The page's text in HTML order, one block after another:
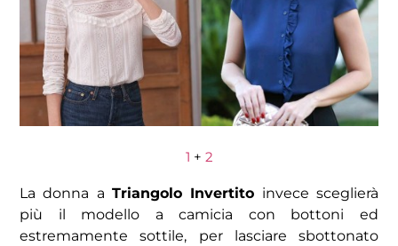
1 + 2
La donna a Triangolo Invertito invece sceglierà
più il modello a camicia con bottoni ed
estremamente sottile, per lasciare sbottonato